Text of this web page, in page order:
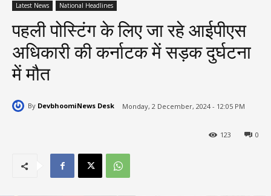
Latest News National Headlines
पहली पोस्टिंग के लिए जा रहे आईपीएस
अधिकारी की कर्नाटक में सड़क दुर्घटना
में मौत
By DevbhoomiNews Desk Monday, 2 December, 2024 - 12:05 PM
0
123